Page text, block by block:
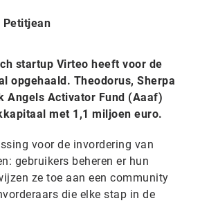
Petitjean
startup Virteo heeft voor de
opgehaald. Theodorus, Sherpa
Angels Activator Fund (Aaaf)
met 1,1 miljoen euro.
voor de invordering van
gebruikers beheren er hun
ze toe aan een community
die elke stap in de